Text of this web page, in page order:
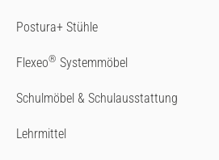
Postura+ Stühle
Flexeo® Systemmöbel
Schulmöbel & Schulausstattung
Lehrmittel